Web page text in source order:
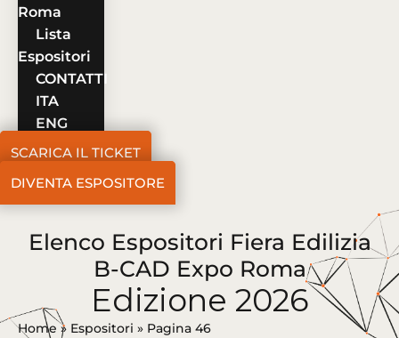
Roma
Lista
Espositori
CONTATTI
ITA
ENG
SCARICA IL TICKET
DIVENTA ESPOSITORE
Elenco Espositori Fiera Edilizia
B-CAD Expo Roma
Edizione 2026
Home» Espositori » Pagina 46